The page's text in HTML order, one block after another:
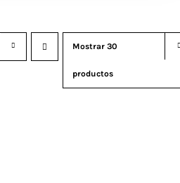
Mostrar 30
productos